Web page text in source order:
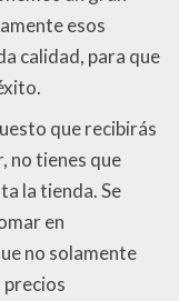
esos
calidad, para que
que recibirás
no tienes que
la tienda. Se
en
no solamente